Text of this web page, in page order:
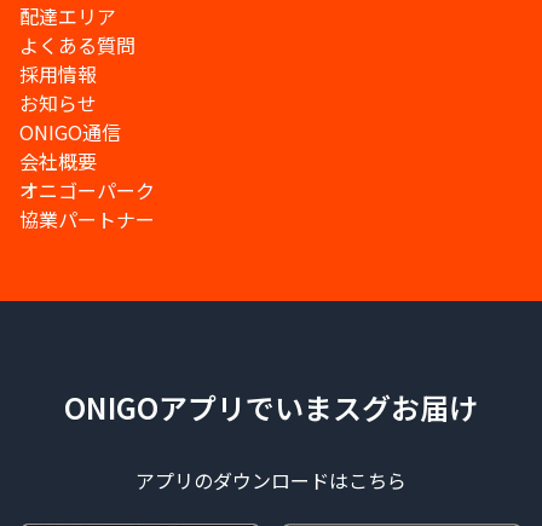
配達エリア
よくある質問
採用情報
お知らせ
ONIGO通信
会社概要
オニゴーパーク
協業パートナー
ONIGOアプリでいまスグお届け
アプリのダウンロードはこちら